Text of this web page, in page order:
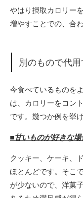
やはり摂取カロリー
増やすことでの、合
別のもので代用
今食べているものを
は、カロリーをコン
です。幾つか例を挙げ
■甘いものが好きな場
クッキー、ケーキ、
ほとんどです。そこ
が少ないので、洋菓